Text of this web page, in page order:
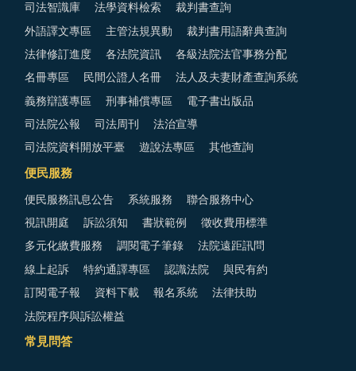
司法智識庫 法學資料檢索 裁判書查詢
外語譯文專區 主管法規異動 裁判書用語辭典查詢
法律修訂進度 各法院資訊 各級法院法官事務分配
名冊專區 民間公證人名冊 法人及夫妻財產查詢系統
義務辯護專區 刑事補償專區 電子書出版品
司法院公報 司法周刊 法治宣導
司法院資料開放平臺 遊說法專區 其他查詢
便民服務
便民服務訊息公告 系統服務 聯合服務中心
視訊開庭 訴訟須知 書狀範例 徵收費用標準
多元化繳費服務 調閱電子筆錄 法院遠距訊問
線上起訴 特約通譯專區 認識法院 與民有約
訂閱電子報 資料下載 報名系統 法律扶助
法院程序與訴訟權益
常見問答